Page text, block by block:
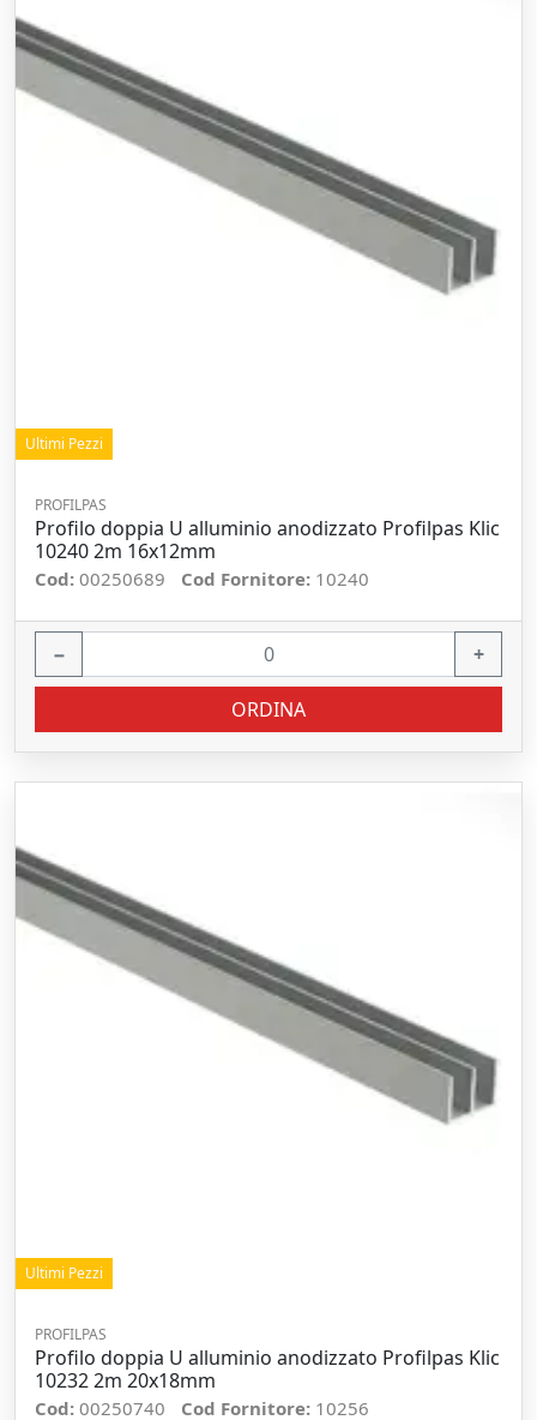
Ultimi Pezzi
PROFILPAS
Profilo doppia U alluminio anodizzato Profilpas Klic
10240 2m 16x12mm
Cod: 00250689 Cod Fornitore: 10240
− +
ORDINA
Ultimi Pezzi
PROFILPAS
Profilo doppia U alluminio anodizzato Profilpas Klic
10232 2m 20x18mm
Cod: 00250740 Cod Fornitore: 10256